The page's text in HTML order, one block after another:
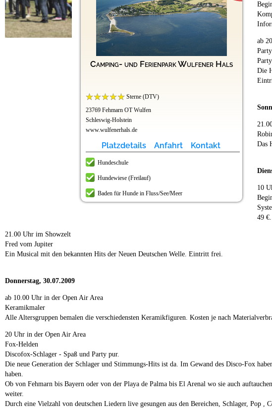
Camping- und Ferienpark Wulfener Hals
Sterne (DTV)
23769 Fehmarn OT Wulfen
Schleswig-Holstein
www.wulfenerhals.de
Platzdetails Anfahrt Kontakt
Hundeschule
Hundewiese (Freilauf)
Baden für Hunde in Fluss/See/Meer
ab
Party
Die
Das
10
49
21.00 Uhr im Showzelt
Fred vom Jupiter
Ein Musical mit den bekannten Hits der Neuen Deutschen Welle. Eintritt frei.
Donnerstag, 30.07.2009
ab 10.00 Uhr in der Open Air Area
Keramikmaler
Alle Altersgruppen bemalen die verschiedensten Keramikfiguren. Kosten je nach
20 Uhr in der Open Air Area
Fox-Helden
Discofox-Schlager - Spaß und Party pur.
Die neue Generation der Schlager und Stimmungs-Hits ist da. Im Gewand des Disco-Fox
haben.
Ob von Fehmarn bis Bayern oder von der Playa de Palma bis El Arenal wo sie auch
weiter.
Durch eine Vielzahl von deutschen Liedern live gesungen aus den Bereichen, Schlager, Pop